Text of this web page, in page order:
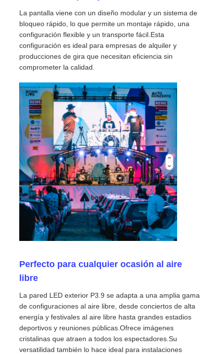
Pantalla LED SMD
Tabla de visualización LED exterior
cartelera led exterior
La pantalla viene con un diseño modular y un sistema de
bloqueo rápido, lo que permite un montaje rápido, una
configuración flexible y un transporte fácil.Esta
configuración es ideal para empresas de alquiler y
producciones de gira que necesitan eficiencia sin
comprometer la calidad.
Perfecto para cualquier ocasión al aire
libre
La pared LED exterior P3.9 se adapta a una amplia gama
de configuraciones al aire libre, desde conciertos de alta
energía y festivales al aire libre hasta grandes estadios
deportivos y reuniones públicas.Ofrece imágenes
cristalinas que atraen a todos los espectadores.Su
versatilidad también lo hace ideal para instalaciones